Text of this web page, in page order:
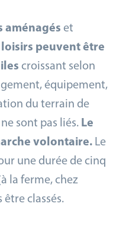
aménagés et
peuvent être
croissant selon
équipement,
du terrain de
sont pas liés. Le
volontaire. Le
une durée de cinq
la ferme, chez
être classés.